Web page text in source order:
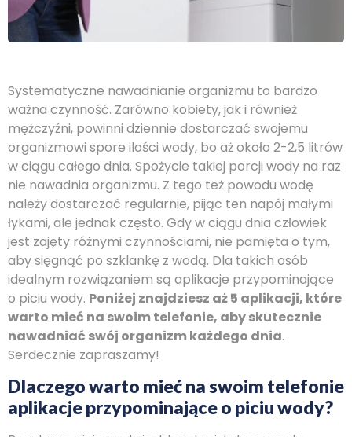
Systematyczne nawadnianie organizmu to bardzo
ważna czynność. Zarówno kobiety, jak i również
mężczyźni, powinni dziennie dostarczać swojemu
organizmowi spore ilości wody, bo aż około 2-2,5 litrów
w ciągu całego dnia. Spożycie takiej porcji wody na raz
nie nawadnia organizmu. Z tego też powodu wodę
należy dostarczać regularnie, pijąc ten napój małymi
łykami, ale jednak często. Gdy w ciągu dnia człowiek
jest zajęty różnymi czynnościami, nie pamięta o tym,
aby sięgnąć po szklankę z wodą. Dla takich osób
idealnym rozwiązaniem są aplikacje przypominające
o piciu wody. Poniżej znajdziesz aż 5 aplikacji, które
warto mieć na swoim telefonie, aby skutecznie
nawadniać swój organizm każdego dnia.
Serdecznie zapraszamy!
Dlaczego warto mieć na swoim telefonie
aplikacje przypominające o piciu wody?